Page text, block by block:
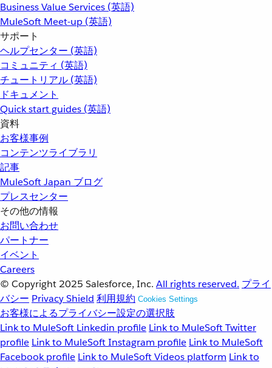
Business Value Services (英語)
MuleSoft Meet-up (英語)
サポート
ヘルプセンター (英語)
コミュニティ (英語)
チュートリアル (英語)
ドキュメント
Quick start guides (英語)
資料
お客様事例
コンテンツライブラリ
記事
MuleSoft Japan ブログ
プレスセンター
その他の情報
お問い合わせ
パートナー
イベント
Careers
© Copyright 2025 Salesforce, Inc. All rights reserved. プライ
バシー Privacy Shield 利用規約 Cookies Settings
お客様によるプライバシー設定の選択肢
Link to MuleSoft Linkedin profile Link to MuleSoft Twitter
profile Link to MuleSoft Instagram profile Link to MuleSoft
Facebook profile Link to MuleSoft Videos platform Link to